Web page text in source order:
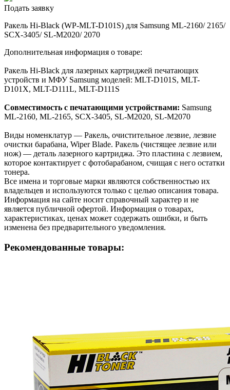
Подать заявку
Ракель Hi-Black (WP-MLT-D101S) для Samsung ML-2160/ 2165/
SCX-3405/ SL-M2020/ 2070
Дополнительная информация о товаре:
Ракель Hi-Black для лазерных картриджей печатающих
устройств и МФУ Samsung моделей: MLT-D101S, MLT-
D101X, MLT-D111L, MLT-D111S
Совместимость с печатающими устройствами: Samsung
ML-2160, ML-2165, SCX-3405, SL-M2020, SL-M2070
Виды номенклатур — Ракель, очистительное лезвие, лезвие
очистки барабана, Wiper Blade. Ракель (чистящее лезвие или
нож) — деталь лазерного картриджа. Это пластина с лезвием,
которое контактирует с фотобарабаном, счищая с него остатки
тонера.
Все имена и торговые марки являются собственностью их
владельцев и используются только с целью описания товара.
Информация на сайте носит справочный характер и не
является публичной офертой. Информация о товарах,
характеристиках, ценах может содержать ошибки, и быть
изменена без предварительного уведомления.
Рекомендованные товары: